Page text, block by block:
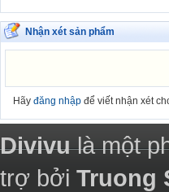
Nhận xét sản phẩm
Hãy đăng nhập để viết nhận xét
Divivulà một
trợ bởi Truong